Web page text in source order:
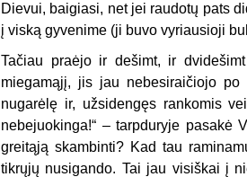
Dievui, baigiasi, net jei raudotų pats
į viską gyvenime (ji buvo vyriausioji
Tačiau praėjo ir dešimt, ir
miegamąjį, jis jau nebesiraičiojo
nugarėlę ir, užsidengęs rankomis
nebejuokinga!“ – tarpduryje pasakė
greitąją skambinti? Kad tau
tikrųjų nusigando. Tai jau visiškai į